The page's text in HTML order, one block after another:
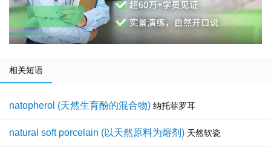
相关短语
natopherol (天然生育酚的混合物) 纳托菲罗耳
natural soft porcelain (以天然原料为熔剂) 天然软瓷